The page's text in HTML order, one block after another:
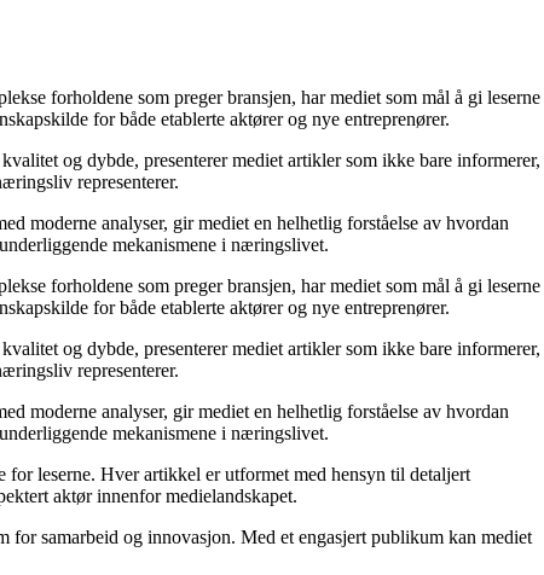
forholdene som preger bransjen, har mediet som mål å gi leserne
for både etablerte aktører og nye entreprenører.
og dybde, presenterer mediet artikler som ikke bare informerer,
representerer.
moderne analyser, gir mediet en helhetlig forståelse av hvordan
mekanismene i næringslivet.
forholdene som preger bransjen, har mediet som mål å gi leserne
for både etablerte aktører og nye entreprenører.
og dybde, presenterer mediet artikler som ikke bare informerer,
representerer.
moderne analyser, gir mediet en helhetlig forståelse av hvordan
mekanismene i næringslivet.
leserne. Hver artikkel er utformet med hensyn til detaljert
aktør innenfor medielandskapet.
for samarbeid og innovasjon. Med et engasjert publikum kan mediet